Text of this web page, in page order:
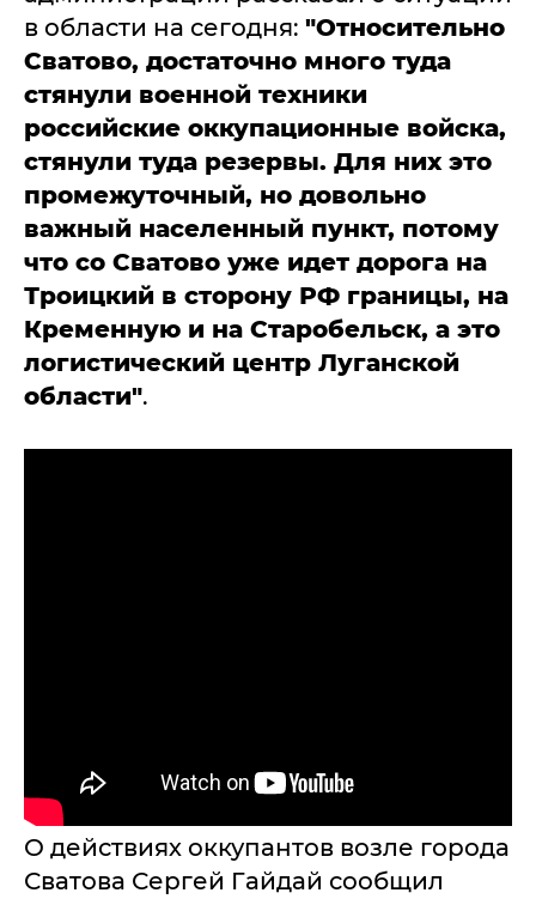
в области на сегодня: "Относительно
Сватово, достаточно много туда
стянули военной техники
российские оккупационные войска,
стянули туда резервы. Для них это
промежуточный, но довольно
важный населенный пункт, потому
что со Сватово уже идет дорога на
Троицкий в сторону РФ границы, на
Кременную и на Старобельск, а это
логистический центр Луганской
области".
О действиях оккупантов возле города
Сватова Сергей Гайдай сообщил